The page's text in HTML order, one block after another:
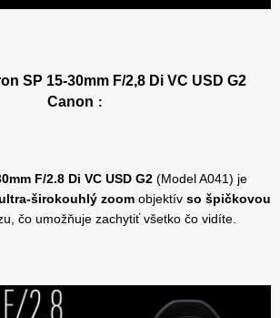
SP 15-30mm F/2,8 Di VC USD G2
Canon :
F/2.8 Di VC USD G2 (Model A041) je
širokouhlý zoomobjektív so špičkovou
čo umožňuje zachytiť všetko čo vidíte.